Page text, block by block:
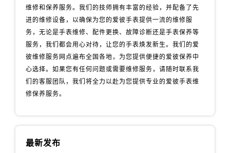
甘肃省庆阳市西峰区南大街爱彼售后服务中心（需提前预约）
维修和保养服务。我们的技师拥有丰富的经验，并配备了先
进的维修设备，以确保为您的爱彼手表提供一流的维修服
务，无论是手表维修、配件更换、故障诊断还是手表保养等
服务，我们都会用心对待，让您的手表焕发新生。我们的爱
彼维修服务网点遍布全国各地，为您提供便捷的爱彼保养中
心选择。如果您有任何问题或需要维修服务，请随时联系我
们的客服团队，我们将全力以赴为您提供专业的爱彼手表维
修保养服务。
最新发布